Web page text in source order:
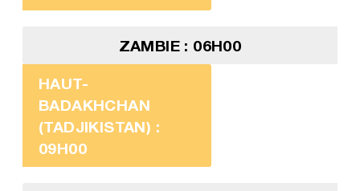
ZAMBIE : 06H00
HAUT-
BADAKHCHAN
(TADJIKISTAN) :
09H00